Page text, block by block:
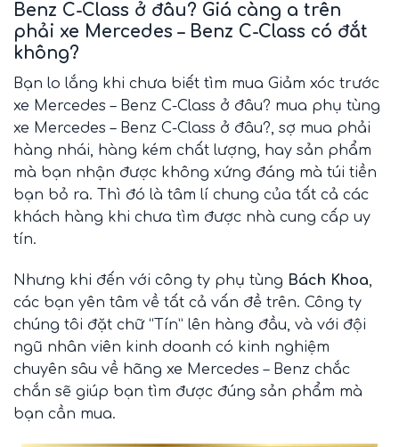
Benz C-Class ở đâu? Giá càng a trên
phải xe Mercedes – Benz C-Class có đắt
không?
Bạn lo lắng khi chưa biết tìm mua Giảm xóc trước
xe Mercedes – Benz C-Class ở đâu? mua phụ tùng
xe Mercedes – Benz C-Class ở đâu?, sợ mua phải
hàng nhái, hàng kém chất lượng, hay sản phẩm
mà bạn nhận được không xứng đáng mà túi tiền
bạn bỏ ra. Thì đó là tâm lí chung của tất cả các
khách hàng khi chưa tìm được nhà cung cấp uy
tín.
Nhưng khi đến với công ty phụ tùng Bách Khoa,
các bạn yên tâm về tất cả vấn đề trên. Công ty
chúng tôi đặt chữ “Tín” lên hàng đầu, và với đội
ngũ nhân viên kinh doanh có kinh nghiệm
chuyên sâu về hãng xe Mercedes – Benz chắc
chắn sẽ giúp bạn tìm được đúng sản phẩm mà
bạn cần mua.